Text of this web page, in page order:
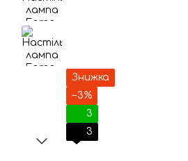
Знижка
−3%
3
3